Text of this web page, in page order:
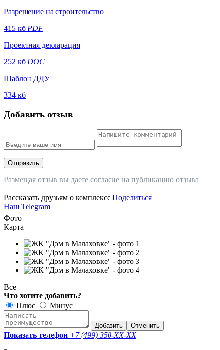
Разрешение на строительство
415 кб PDF
Проектная декларация
252 кб DOC
Шаблон ДДУ
334 кб
Добавить отзыв
Отправить
Размещая отзыв вы даете согласие на публикацию отзыва
Рассказать друзьям о комплексе Поделиться
Наш Telegram
Фото
Карта
Все
Что хотите добавить?
Плюс
Минус
Добавить Отменить
Показать телефон +7 (499) 350-XX-XX